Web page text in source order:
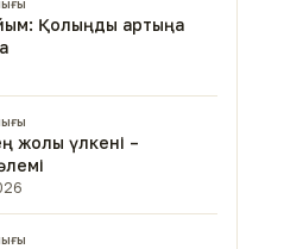
Қолыңды артыңа
жолы үлкені –